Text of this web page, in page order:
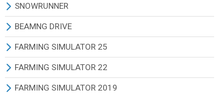
ВСЕ МОДЫ
ТЕХНИКА
КАРТЫ
ТЕКСТУРЫ И ЗВУКИ
ДРУГИЕ МОДЫ
ВСЕ МОДЫ
ГРУЗОВИКИ
ВНЕДОРОЖНИКИ
ЛЕГКОВЫЕ АВТОМОБИЛИ
АВТОБУСЫ
SNOWRUNNER
ВСЕ МОДЫ
ГРУЗОВИКИ
ВНЕДОРОЖНИКИ
ЛЕГКОВЫЕ АВТОМОБИЛИ
BEAMNG DRIVE
BEAMNG DRIVE ИГРА И ОБНОВЛЕНИЯ
ВСЕ МОДЫ
МАШИНЫ
FARMING SIMULATOR 25
ВСЕ МОДЫ
РУССКИЕ МОДЫ
FARMING SIMULATOR 22
ВСЕ МОДЫ
FARMING SIMULATOR 2019